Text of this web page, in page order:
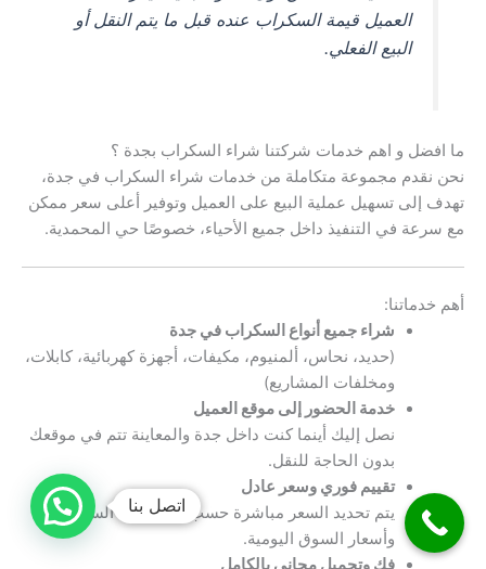
العميل قيمة السكراب عنده قبل ما يتم النقل أو
البيع الفعلي.
ما افضل و اهم خدمات شركتنا شراء السكراب بجدة ؟
نحن نقدم مجموعة متكاملة من خدمات شراء السكراب في جدة،
تهدف إلى تسهيل عملية البيع على العميل وتوفير أعلى سعر ممكن
مع سرعة في التنفيذ داخل جميع الأحياء، خصوصًا حي المحمدية.
أهم خدماتنا:
شراء جميع أنواع السكراب في جدة
(حديد، نحاس، ألمنيوم، مكيفات، أجهزة كهربائية، كابلات،
ومخلفات المشاريع)
خدمة الحضور إلى موقع العميل
نصل إليك أينما كنت داخل جدة والمعاينة تتم في موقعك
بدون الحاجة للنقل.
تقييم فوري وسعر عادل
يتم تحديد السعر مباشرة حسب نوع وكمية السكراب
وأسعار السوق اليومية.
فك وتحميل مجاني بالكامل
اتصل بنا